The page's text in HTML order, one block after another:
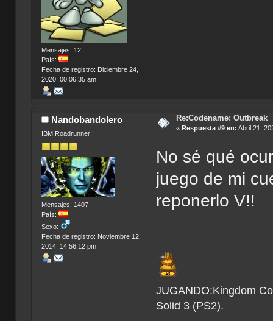
Mensajes: 12
País:
Fecha de registro: Diciembre 24,
2020, 00:06:35 am
Nandobandolero
IBM Roadrunner
Mensajes: 1407
País:
Sexo:
Fecha de registro: Noviembre 12,
2014, 14:56:12 pm
Re:Codename: Outbreak
« Respuesta #9 en: Abril 21,
No sé qué
juego de mi
reponerlo V!!
JUGANDO:Kingdom
Solid 3 (PS2).